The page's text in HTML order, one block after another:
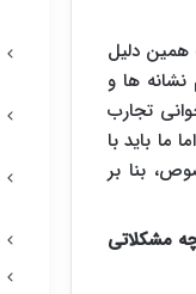
همین دلیل
ها و
تجارب
ما باید با
بنا بر
مشکلاتی